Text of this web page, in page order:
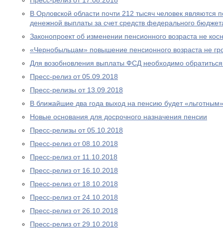
В Орловской области почти 212 тысяч человек являются
денежной выплаты за счет средств федерального
Законопроект об изменении пенсионного возраста не
«Чернобыльцам» повышение пенсионного возраста не
Для возобновления выплаты ФСД необходимо
Пресс-релиз от 05.09.2018
Пресс-релизы от 13.09.2018
В ближайшие два года выход на пенсию будет «льготным»
Новые основания для досрочного назначения пенсии
Пресс-релизы от 05.10.2018
Пресс-релиз от 08.10.2018
Пресс-релиз от 11.10.2018
Пресс-релиз от 16.10.2018
Пресс-релиз от 18.10.2018
Пресс-релиз от 24.10.2018
Пресс-релиз от 26.10.2018
Пресс-релиз от 29.10.2018